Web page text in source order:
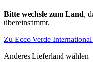
Bitte wechsle zum Land,
übereinstimmt.
Zu Ecco Verde
Anderes Lieferland wählen